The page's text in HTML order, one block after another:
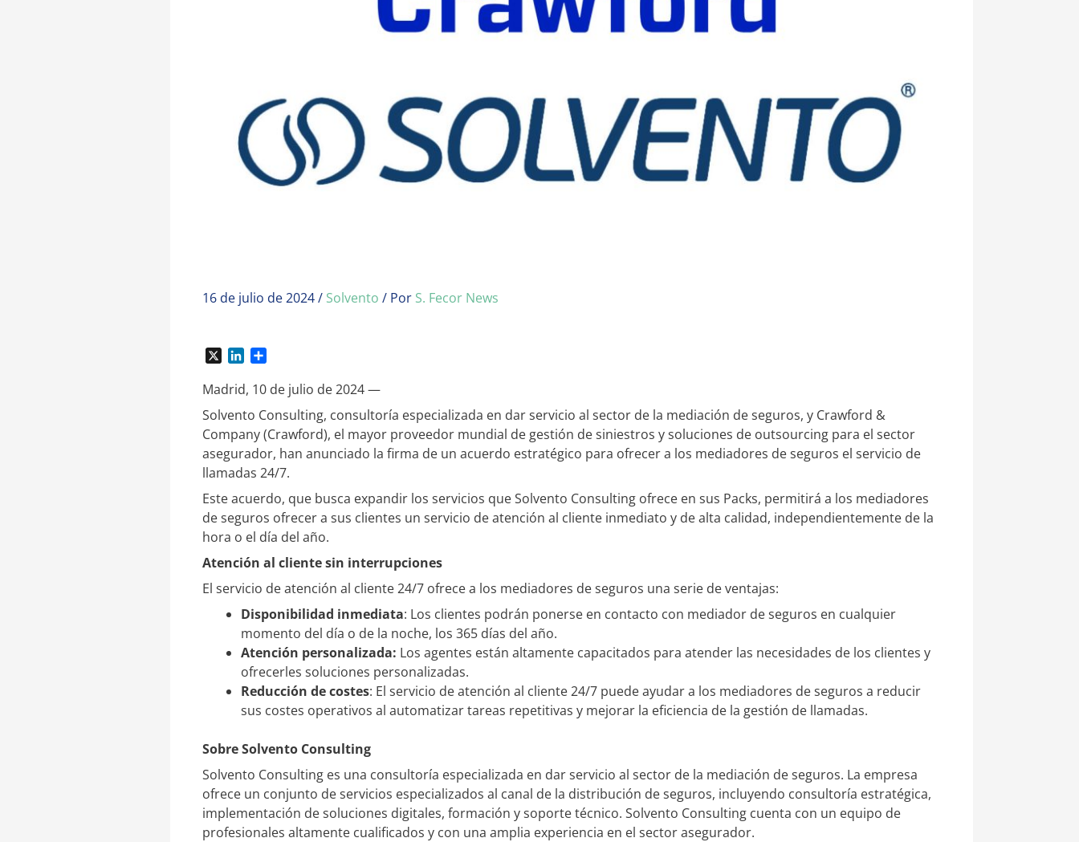
16 de julio de 2024/ Solvento / Por S. Fecor News
n
e
d
I
n
m
a
r
t
i
Madrid, 10 de julio de 2024 —
Solvento Consulting, consultoría especializada en dar servicio al sector de la mediación de seguros, y Crawford &
Company (Crawford), el mayor proveedor mundial de gestión de siniestros y soluciones de outsourcing para el sector
asegurador, han anunciado la firma de un acuerdo estratégico para ofrecer a los mediadores de seguros el servicio de
llamadas 24/7.
Este acuerdo, que busca expandir los servicios que Solvento Consulting ofrece en sus Packs, permitirá a los mediadores
de seguros ofrecer a sus clientes un servicio de atención al cliente inmediato y de alta calidad, independientemente de la
hora o el día del año.
Atención al cliente sin interrupciones
El servicio de atención al cliente 24/7 ofrece a los mediadores de seguros una serie de ventajas:
Disponibilidad inmediata: Los clientes podrán ponerse en contacto con mediador de seguros en cualquier
momento del día o de la noche, los 365 días del año.
Atención personalizada: Los agentes están altamente capacitados para atender las necesidades de los clientes y
ofrecerles soluciones personalizadas.
Reducción de costes: El servicio de atención al cliente 24/7 puede ayudar a los mediadores de seguros a reducir
sus costes operativos al automatizar tareas repetitivas y mejorar la eficiencia de la gestión de llamadas.
Sobre Solvento Consulting
Solvento Consulting es una consultoría especializada en dar servicio al sector de la mediación de seguros. La empresa
ofrece un conjunto de servicios especializados al canal de la distribución de seguros, incluyendo consultoría estratégica,
implementación de soluciones digitales, formación y soporte técnico. Solvento Consulting cuenta con un equipo de
profesionales altamente cualificados y con una amplia experiencia en el sector asegurador.